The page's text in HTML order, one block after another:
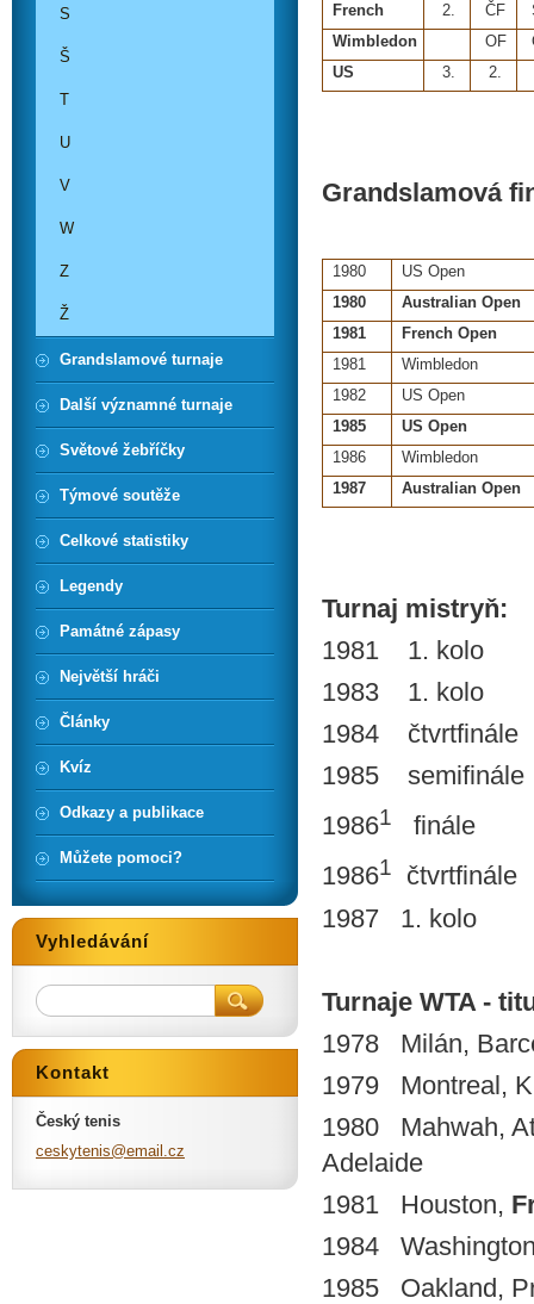
French 2. ČF
Wimbledon
OF
US
3. 2.
Grandslamová
1980
US Open
1980
Australian Open
1981
French Open
1981
Wimbledon
1982
US Open
1985
US Open
1986
Wimbledon
1987
Australian Open
Turnaj mistryň:
1981 1. kolo
1983 1. kolo
1984 čtvrtfinále
1985 semifinále
19861
finále
19861
čtvrtfinále
1987 1. kolo
Turnaje WTA -
1978 Milán,
1979 Montreal,
1980 Mahwah,
Adelaide
1981 Houston,
1984
1985 Oakland,
S
Š
T
U
V
W
Z
Ž
Grandslamové turnaje
Další významné turnaje
Světové žebříčky
Týmové soutěže
Celkové statistiky
Legendy
Památné zápasy
Největší hráči
Články
Kvíz
Odkazy a publikace
Můžete pomoci?
Vyhledávání
Kontakt
Český tenis
ceskytenis@email .cz